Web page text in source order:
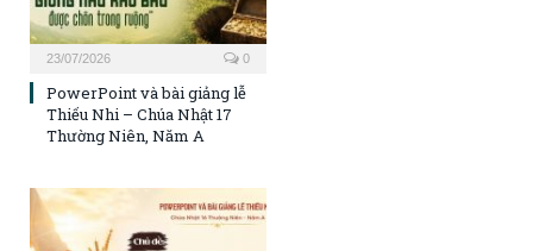
23/07/2026 0
PowerPoint và bài giảng lễ
Thiếu Nhi – Chúa Nhật 17
Thường Niên, Năm A